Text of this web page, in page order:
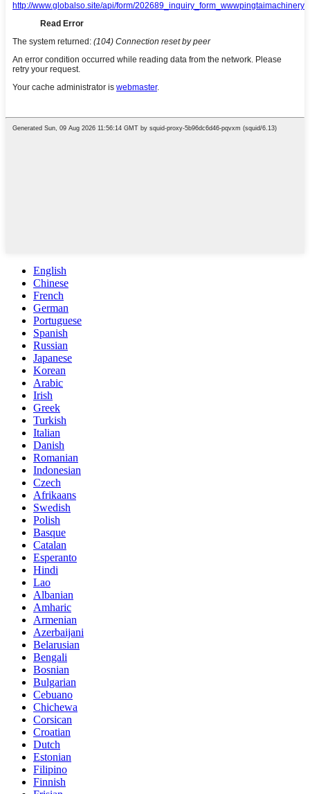
English
Chinese
French
German
Portuguese
Spanish
Russian
Japanese
Korean
Arabic
Irish
Greek
Turkish
Italian
Danish
Romanian
Indonesian
Czech
Afrikaans
Swedish
Polish
Basque
Catalan
Esperanto
Hindi
Lao
Albanian
Amharic
Armenian
Azerbaijani
Belarusian
Bengali
Bosnian
Bulgarian
Cebuano
Chichewa
Corsican
Croatian
Dutch
Estonian
Filipino
Finnish